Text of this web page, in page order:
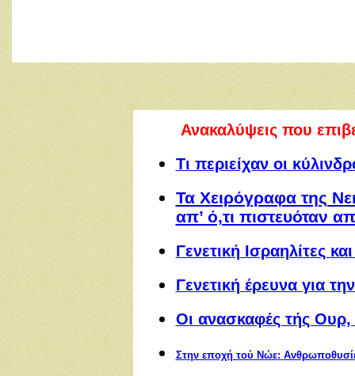
Ανακαλύψεις που
Τι περιείχαν οι
Τα Χειρόγραφα της
απ’ ό,τι πιστευόταν
Γενετική Ισραηλίτες
Γενετική έρευνα για
Οι ανασκαφές τής
Στην εποχή τού Νώε: